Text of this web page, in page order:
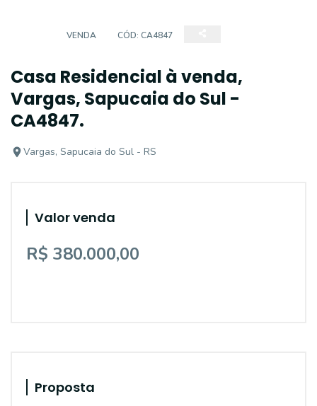
VENDA CÓD: CA4847
Casa Residencial à venda,
Vargas, Sapucaia do Sul -
CA4847.
Vargas, Sapucaia do Sul - RS
Valor venda
R$ 380.000,00
Proposta